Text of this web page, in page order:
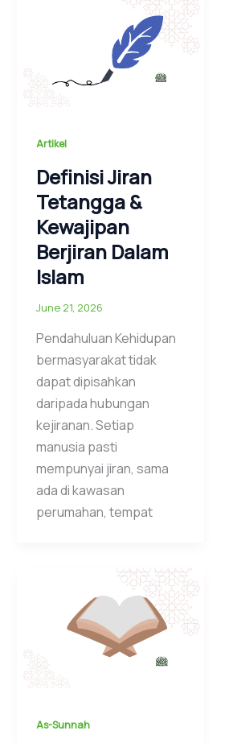
Artikel
Definisi Jiran
Tetangga &
Kewajipan
Berjiran Dalam
Islam
June 21, 2026
Pendahuluan Kehidupan
bermasyarakat tidak
dapat dipisahkan
daripada hubungan
kejiranan. Setiap
manusia pasti
mempunyai jiran, sama
ada di kawasan
perumahan, tempat
As-Sunnah